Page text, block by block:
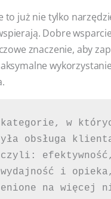
to już nie tylko
Dobre
znaczenie, aby
wykorzystanie
w
obsługa
czyli: efektywność,
i opieka,
na więcej